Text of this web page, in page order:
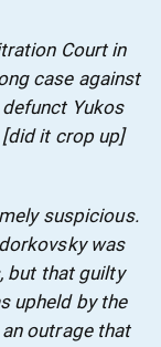
Court in
case against
Yukos
[did it crop up]
suspicious.
was
but that guilty
upheld by the
outrage that